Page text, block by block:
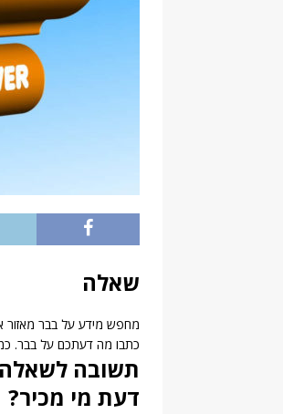
שאלה
מחפש מידע על בבר מאזור
כתבו מה דעתכם על בבר.
תשובה
דעת מי מכיר?